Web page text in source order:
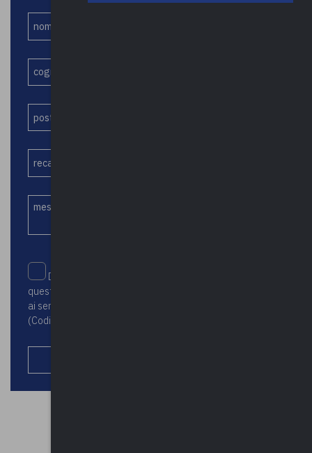
Dichiaro di aver letto e accettato la Privacy Policy di
questo sito e acconsento al trattamento dei dati personali
ai sensi dell’art. 13 del D.Lgs. N.196 del 30 Giugno 2003
(Codice in materia di protezione dei dati personali)